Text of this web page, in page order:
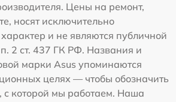
Цены на ремонт,
носят исключительно
и не являются публичной
2 ст. 437 ГК РФ. Названия и
марки Asus упоминаются
целях — чтобы обозначить
с которой мы работаем. Наша